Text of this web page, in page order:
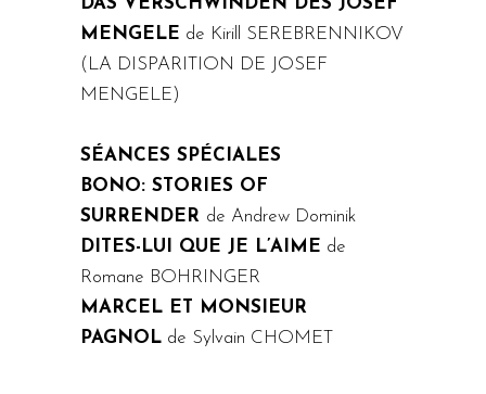
DAS VERSCHWINDEN DES JOSEF
MENGELE de Kirill SEREBRENNIKOV
(LA DISPARITION DE JOSEF
MENGELE)
SÉANCES SPÉCIALES
BONO: STORIES OF
SURRENDER de Andrew Dominik
DITES-LUI QUE JE L’AIME de
Romane BOHRINGER
MARCEL ET MONSIEUR
PAGNOL de Sylvain CHOMET